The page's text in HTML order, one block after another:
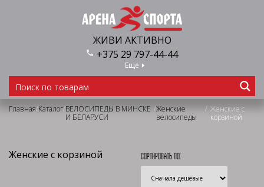
ЖИВИ АКТИВНО
+375 29 797-44-44
Еще
Главная/Каталог/ВЕЛОСИПЕДЫ В МИНСКЕ
И БЕЛАРУСИ
/Женские
велосипеды
/ Женские с
корзиной
Женские с корзиной Сортировать по: